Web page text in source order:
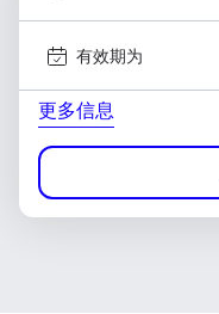
有效期为
更多信息